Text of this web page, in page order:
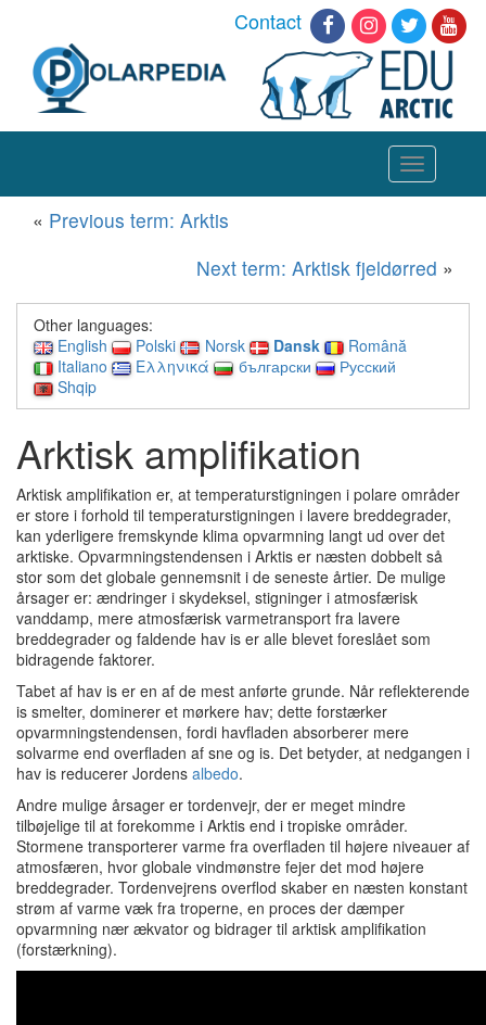
Contact
Toggle
navigation
« Previous term: Arktis
Next term: Arktisk fjeldørred »
Other languages:
English
Polski Norsk Dansk
Română
Italiano
Ελληνικά български
Русский
Shqip
Arktisk amplifikation
Arktisk amplifikation er, at temperaturstigningen i polare områder
er store i forhold til temperaturstigningen i lavere breddegrader,
kan yderligere fremskynde klima opvarmning langt ud over det
arktiske. Opvarmningstendensen i Arktis er næsten dobbelt så
stor som det globale gennemsnit i de seneste årtier. De mulige
årsager er: ændringer i skydeksel, stigninger i atmosfærisk
vanddamp, mere atmosfærisk varmetransport fra lavere
breddegrader og faldende hav is er alle blevet foreslået som
bidragende faktorer.
Tabet af hav is er en af de mest anførte grunde. Når reflekterende
is smelter, dominerer et mørkere hav; dette forstærker
opvarmningstendensen, fordi havfladen absorberer mere
solvarme end overfladen af sne og is. Det betyder, at nedgangen i
hav is reducerer Jordens albedo.
Andre mulige årsager er tordenvejr, der er meget mindre
tilbøjelige til at forekomme i Arktis end i tropiske områder.
Stormene transporterer varme fra overfladen til højere niveauer af
atmosfæren, hvor globale vindmønstre fejer det mod højere
breddegrader. Tordenvejrens overflod skaber en næsten konstant
strøm af varme væk fra troperne, en proces der dæmper
opvarmning nær ækvator og bidrager til arktisk amplifikation
(forstærkning).